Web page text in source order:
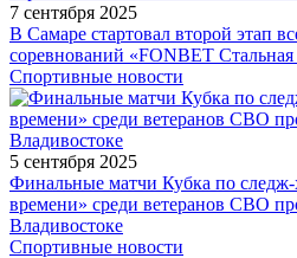
7 сентября 2025
В Самаре стартовал второй этап
соревнований «FONBET Стальная
Спортивные новости
5 сентября 2025
Финальные матчи Кубка по
времени» среди ветеранов СВО
Владивостоке
Спортивные новости